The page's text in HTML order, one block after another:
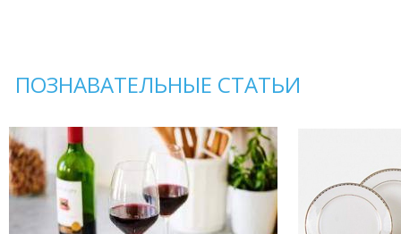
ПОЗНАВАТЕЛЬНЫЕ СТАТЬИ